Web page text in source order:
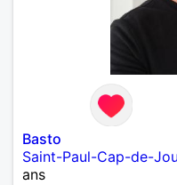
Basto
Saint-Paul-Cap-de-
ans